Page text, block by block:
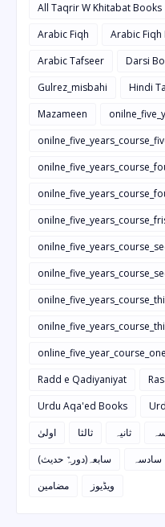
All Taqrir W Khitabat Books
Arabic Fiqh
Arabic Fiqh
Arabic Tafseer
Darsi
Gulrez_misbahi
Hindi
Mazameen
online_five_year_course_one
Radd e Qadiyaniyat
Urdu Aqa'ed Books
اولیٰ
ثالثا ثانیہ
سابعہ(دورہٌ حدیث)
سادسہ
مضامین
ویڈیوز